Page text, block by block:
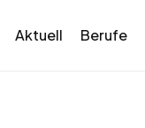
Aktuell Berufe